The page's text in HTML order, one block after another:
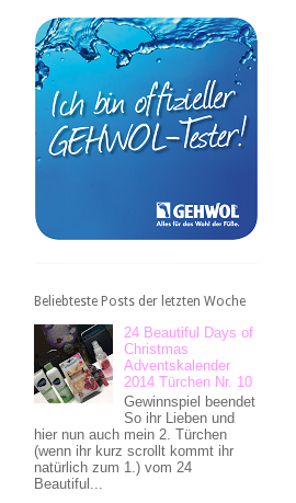
Beliebteste Posts der letzten Woche
24 Beautiful Days of
Christmas
Adventskalender
2014 Türchen Nr. 10
Gewinnspiel beendet
So ihr Lieben und
hier nun auch mein 2. Türchen
(wenn ihr kurz scrollt kommt ihr
natürlich zum 1.) vom 24
Beautiful...